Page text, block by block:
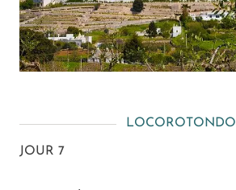
LOCOROTONDO
JOUR 7